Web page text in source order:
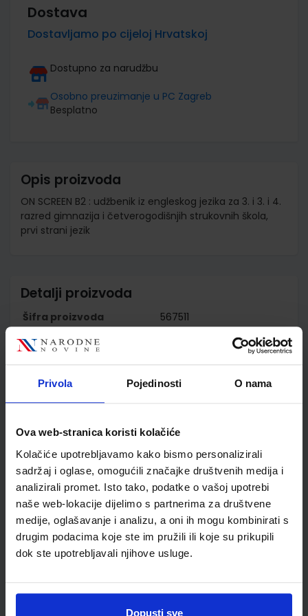
Privola Pojedinosti O nama
Ova web-stranica koristi kolačiće
Kolačiće upotrebljavamo kako bismo personalizirali
sadržaj i oglase, omogućili značajke društvenih medija i
analizirali promet. Isto tako, podatke o vašoj upotrebi
naše web-lokacije dijelimo s partnerima za društvene
medije, oglašavanje i analizu, a oni ih mogu kombinirati s
drugim podacima koje ste im pružili ili koje su prikupili
dok ste upotrebljavali njihove usluge.
Dopusti sve
Dostava
Dostavljamo po cijeloj Hrvatskoj
Dostupno za narudžbu
Osobno preuzimanje u PC Zagreb
Besplatno
Opis proizvoda
ON SCREEN B2 : udžbenik iz engleskog jezika za 3. i 3. i 4.
razred gimnazija i četverogodišnjih strukovnih škola,
prvi strani jezik
Detalji proizvoda
Šifra proizvoda
567511
Nakladnik
ŠKOLSKA KNJIGA d.d.
Stranks Peter Lewis-Jones
Školski razred
Nastavni predmet
ENGLESKI JEZIK
Reg br min
7094;7095